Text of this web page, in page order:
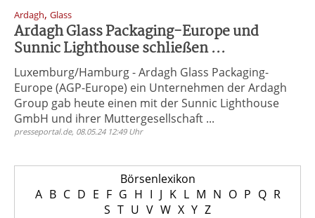
Ardagh, Glass
Ardagh Glass Packaging-Europe und
Sunnic Lighthouse schließen ...
Luxemburg/Hamburg - Ardagh Glass Packaging-
Europe (AGP-Europe) ein Unternehmen der Ardagh
Group gab heute einen mit der Sunnic Lighthouse
GmbH und ihrer Muttergesellschaft ...
presseportal.de, 08.05.24 12:49 Uhr
Börsenlexikon
A B C D E F G H I J K L M N O P Q R
S T U V W X Y Z